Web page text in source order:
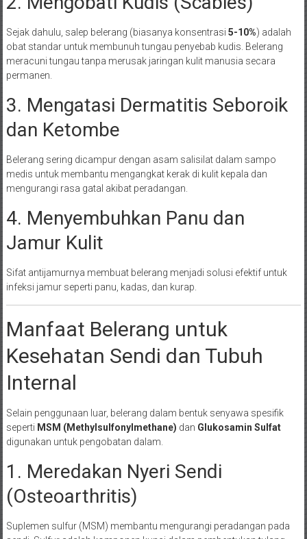
Sejak dahulu, salep belerang (biasanya konsentrasi 5-10%) adalah
obat standar untuk membunuh tungau penyebab kudis. Belerang
meracuni tungau tanpa merusak jaringan kulit manusia secara
permanen.
3. Mengatasi Dermatitis Seboroik
dan Ketombe
Belerang sering dicampur dengan asam salisilat dalam sampo
medis untuk membantu mengangkat kerak di kulit kepala dan
mengurangi rasa gatal akibat peradangan.
4. Menyembuhkan Panu dan
Jamur Kulit
Sifat antijamurnya membuat belerang menjadi solusi efektif untuk
infeksi jamur seperti panu, kadas, dan kurap.
Manfaat Belerang untuk
Kesehatan Sendi dan Tubuh
Internal
Selain penggunaan luar, belerang dalam bentuk senyawa spesifik
seperti MSM (Methylsulfonylmethane) dan Glukosamin Sulfat
digunakan untuk pengobatan dalam.
1. Meredakan Nyeri Sendi
(Osteoarthritis)
Suplemen sulfur (MSM) membantu mengurangi peradangan pada